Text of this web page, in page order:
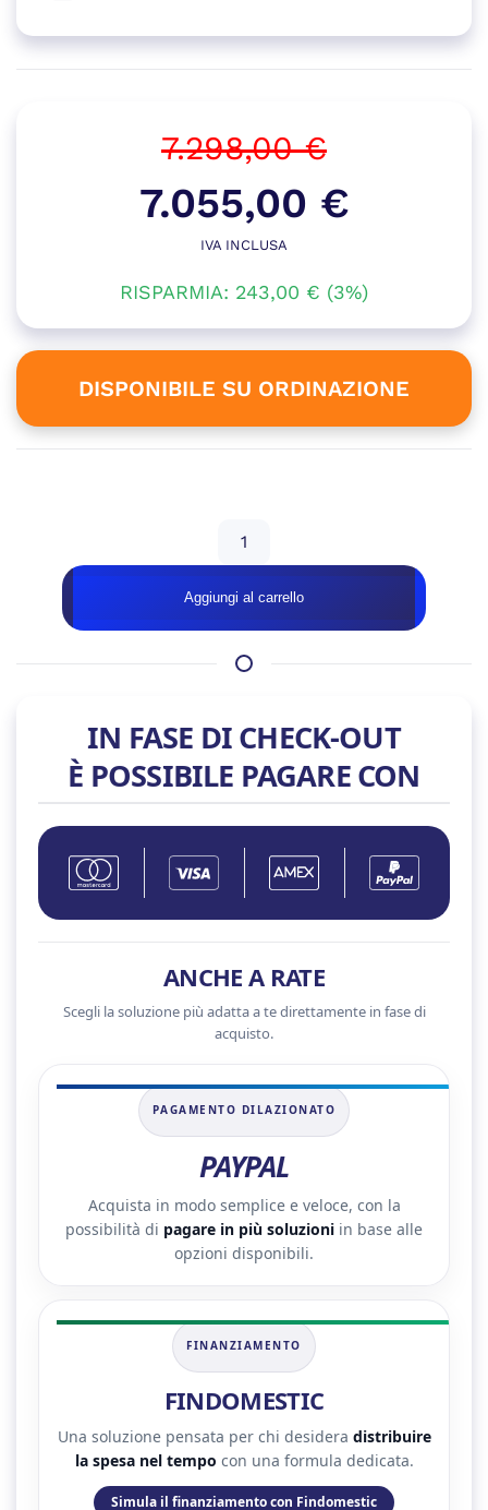
7.298,00€
Il
prezzo
originale
7.055,00 €
Il
prezzo
attuale
è:
7.055,00 €.
IVA INCLUSA
RISPARMIA: 243,00 € (3%)
DISPONIBILE SU ORDINAZIONE
–
RTX
5090
Aggiungi al carrello
IN FASE DI CHECK-OUT
È POSSIBILE PAGARE CON
ANCHE A RATE
Scegli la soluzione più adatta a te direttamente in fase di
acquisto.
PAGAMENTO DILAZIONATO
PAYPAL
Acquista in modo semplice e veloce, con la
possibilità di pagare in più soluzioni in base alle
opzioni disponibili.
FINANZIAMENTO
FINDOMESTIC
Una soluzione pensata per chi desidera distribuire
la spesa nel tempo con una formula dedicata.
Simula il finanziamento con Findomestic